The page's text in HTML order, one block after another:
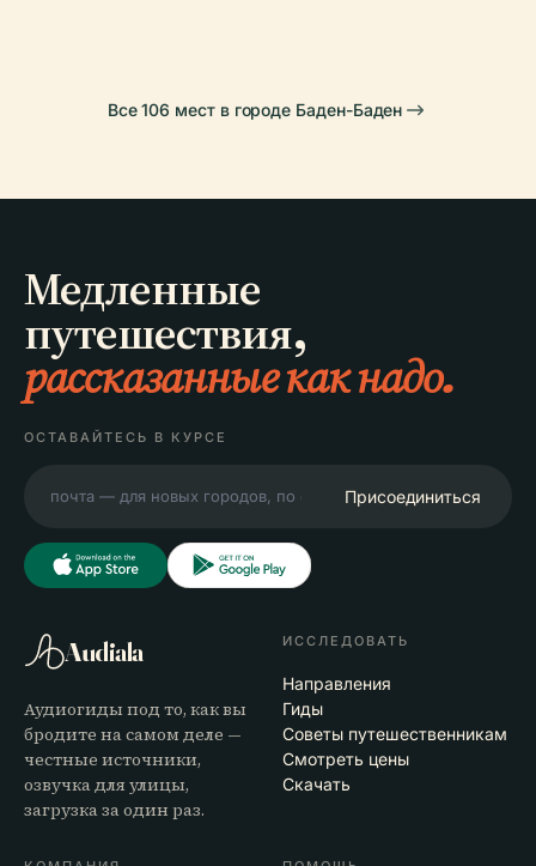
Все 106 мест в городе Баден-Баден
Медленные
путешествия,
рассказанные как надо.
ОСТАВАЙТЕСЬ В КУРСЕ
Присоединиться
Audiala
Аудиогиды под то, как вы
бродите на самом деле —
честные источники,
озвучка для улицы,
загрузка за один раз.
ИССЛЕДОВАТЬ
Направления
Гиды
Советы путешественникам
Смотреть цены
Скачать